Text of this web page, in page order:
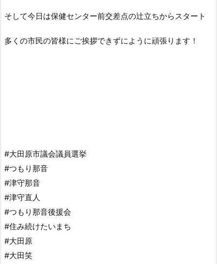
そして今日は保健センター前交差点の辻立ちからスタート
多くの市民の皆様にご挨拶できずにように頑張ります！
#大田原市議会議員選挙
#つもり那音
#津守那音
#津守直人
#つもり那音後援会
#住み続けたいまち
#大田原
#大田笑